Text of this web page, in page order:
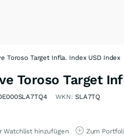
Toroso Target Infla. Index USD Index
Toroso Target
WKN: SLA7TQ
Watchlist hinzufügen Zum